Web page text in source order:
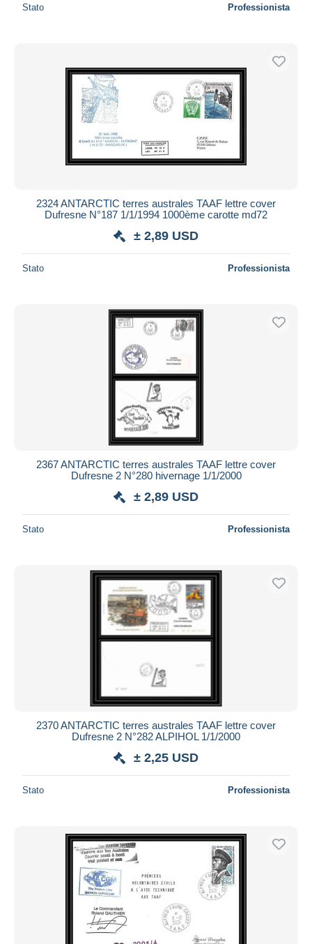
Stato Professionista
2324 ANTARCTIC terres australes TAAF lettre cover
Dufresne N°187 1/1/1994 1000ème carotte md72
± 2,89 USD
Stato Professionista
2367 ANTARCTIC terres australes TAAF lettre cover
Dufresne 2 N°280 hivernage 1/1/2000
± 2,89 USD
Stato Professionista
2370 ANTARCTIC terres australes TAAF lettre cover
Dufresne 2 N°282 ALPIHOL 1/1/2000
± 2,25 USD
Stato Professionista